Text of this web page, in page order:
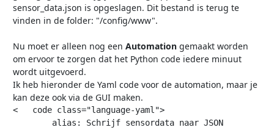
sensor_data.json is opgeslagen. Dit bestand is terug te
vinden in de folder: "/config/www".
Nu moet er alleen nog een Automation gemaakt worden
om ervoor te zorgen dat het Python code iedere minuut
wordt uitgevoerd.
Ik heb hieronder de Yaml code voor de automation, maar je
kan deze ook via de GUI maken.
<   code class="language-yaml">
        alias: Schrijf sensordata naar JSON